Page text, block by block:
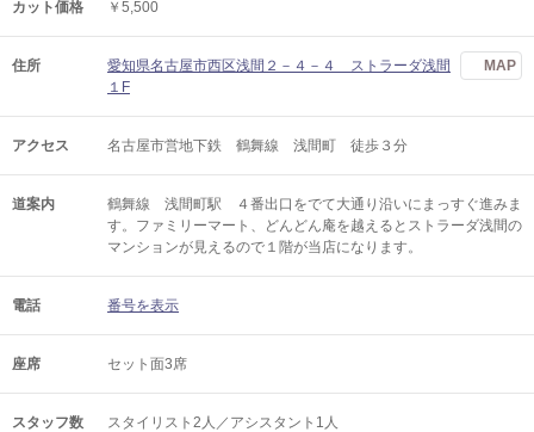
カット価格 ￥5,500
住所
愛知県名古屋市西区浅間２－４－４ ストラーダ浅間
１F
MAP
アクセス 名古屋市営地下鉄 鶴舞線 浅間町 徒歩３分
道案内
鶴舞線 浅間町駅 ４番出口をでて大通り沿いにまっすぐ進みま
す。ファミリーマート、どんどん庵を越えるとストラーダ浅間の
マンションが見えるので１階が当店になります。
電話 番号を表示
座席 セット面3席
スタッフ数 スタイリスト2人／アシスタント1人